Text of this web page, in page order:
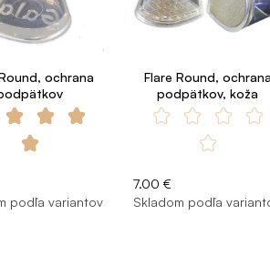
ochrana
podľa variantov
Flare Round, ochrana
podpätkov, koža
7.00 €
Skladom podľa